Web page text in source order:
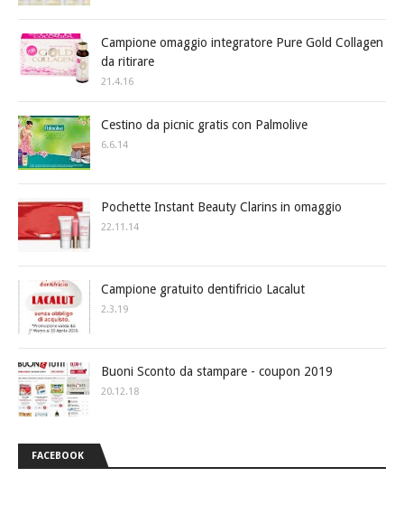
Campione omaggio integratore Pure Gold Collagen
da ritirare
21.4.16
Cestino da picnic gratis con Palmolive
6.6.14
Pochette Instant Beauty Clarins in omaggio
22.11.14
Campione gratuito dentifricio Lacalut
2.3.19
Buoni Sconto da stampare - coupon 2019
20.12.18
FACEBOOK